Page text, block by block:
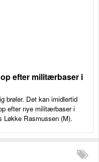
efter militærbaser i
brøler. Det kan imidlertid
efter nye militærbaser i
Løkke Rasmussen (M).